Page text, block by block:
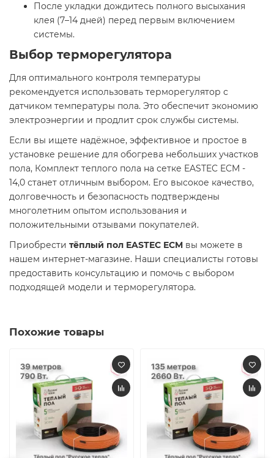
После укладки дождитесь полного высыхания
клея (7–14 дней) перед первым включением
системы.​
Выбор терморегулятора
Для оптимального контроля температуры
рекомендуется использовать терморегулятор с
датчиком температуры пола. Это обеспечит экономию
электроэнергии и продлит срок службы системы.​
Если вы ищете надёжное, эффективное и простое в
установке решение для обогрева небольших участков
пола, Комплект теплого пола на сетке EASTEC ECM -
14,0 станет отличным выбором. Его высокое качество,
долговечность и безопасность подтверждены
многолетним опытом использования и
положительными отзывами покупателей.​
Приобрести тёплый пол EASTEC ECM вы можете в
нашем интернет-магазине. Наши специалисты готовы
предоставить консультацию и помочь с выбором
подходящей модели и терморегулятора.​
Похожие товары